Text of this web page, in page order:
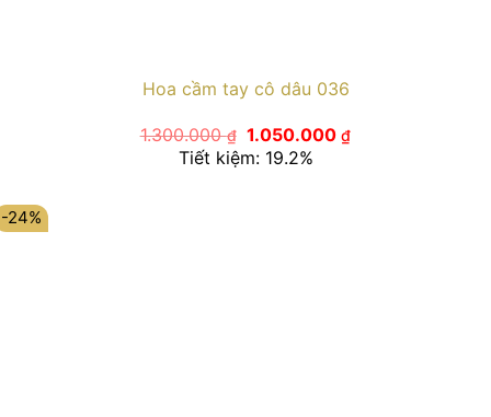
Hoa cầm tay cô dâu 036
1.300.000₫ Giá
gốc
là:
1.050.000₫Giá
Tiết kiệm: 19.2%
-24%